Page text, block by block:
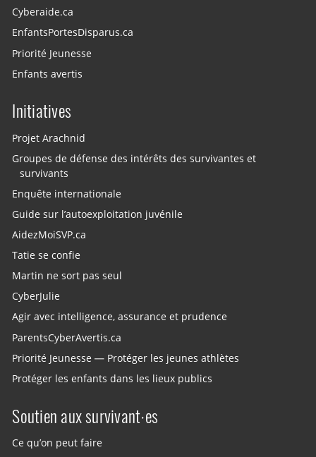
Cyberaide.ca
EnfantsPortesDisparus.ca
Priorité Jeunesse
Enfants avertis
Initiatives
Projet Arachnid
Groupes de défense des intérêts des survivantes et
survivants
Enquête internationale
Guide sur l’autoexploitation juvénile
AidezMoiSVP.ca
Tatie se confie
Martin ne sort pas seul
CyberJulie
Agir avec intelligence, assurance et prudence
ParentsCyberAvertis.ca
Priorité Jeunesse — Protéger les jeunes athlètes
Protéger les enfants dans les lieux publics
Soutien aux survivant·es
Ce qu’on peut faire